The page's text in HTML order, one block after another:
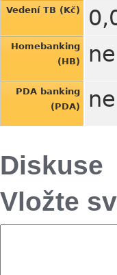
Vedení TB (Kč)
Homebanking
(HB)
ne
PDA banking
(PDA)
ne
Diskuse
Vložte